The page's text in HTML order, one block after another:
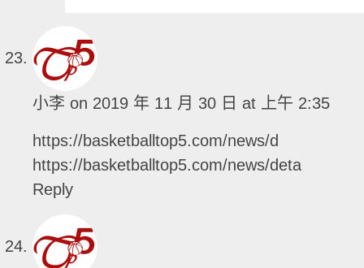
小李 on 2019 年 11 月 30 日 at 上午 2:35
https://basketballtop5.com/news/d
https://basketballtop5.com/news/deta
Reply